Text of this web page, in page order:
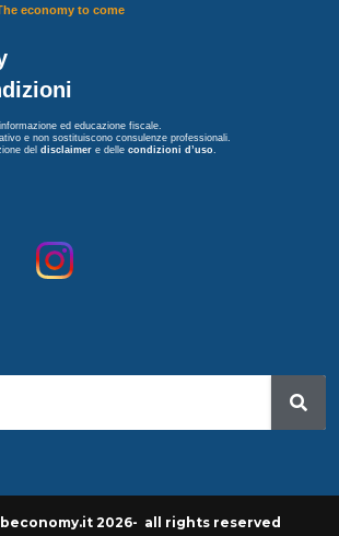
economy to come
ed educazione fiscale.
e non sostituiscono consulenze professionali.
del disclaimer e delle condizioni d’uso.
2026- all rights reserved